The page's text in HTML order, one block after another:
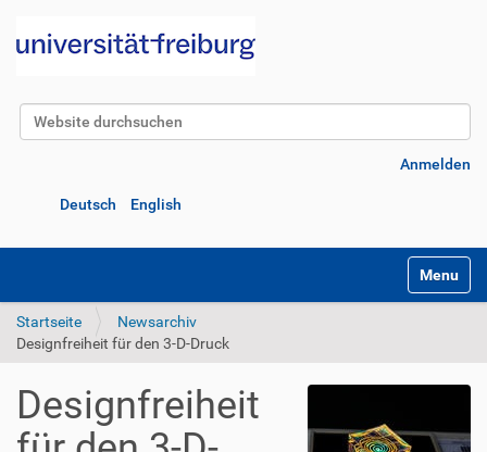
Website durchsuchen
Anmelden
Deutsch English
Startseite
Newsarchiv
Designfreiheit für den 3-D-Druck
Designfreiheit